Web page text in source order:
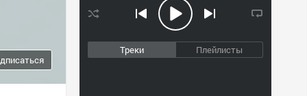
Треки Плейлисты